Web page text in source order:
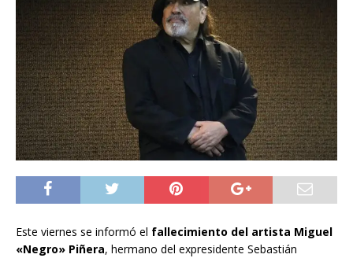
Este viernes se informó el fallecimiento del artista Miguel
«Negro» Piñera, hermano del expresidente Sebastián